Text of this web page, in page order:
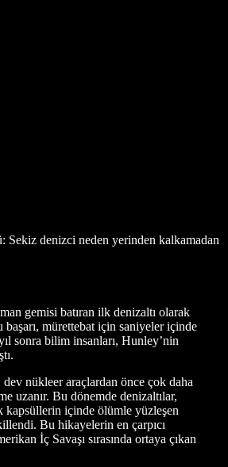
Sekiz denizci neden yerinden kalkamadan
gemisi batıran ilk denizaltı olarak
başarı, mürettebat için saniyeler içinde
sonra bilim insanları, Hunley’nin
dev nükleer araçlardan önce çok daha
uzanır. Bu dönemde denizaltılar,
kapsüllerin içinde ölümle yüzleşen
Bu hikayelerin en çarpıcı
İç Savaşı sırasında ortaya çıkan